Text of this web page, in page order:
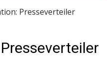
Presseverteiler